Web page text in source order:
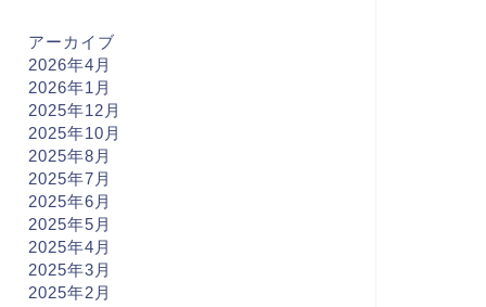
アーカイブ
2026年4月
2026年1月
2025年12月
2025年10月
2025年8月
2025年7月
2025年6月
2025年5月
2025年4月
2025年3月
2025年2月